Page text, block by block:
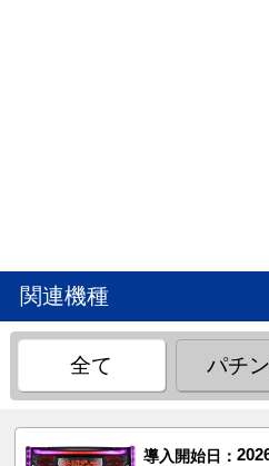
関連機種
全て パチ
導入開始日：